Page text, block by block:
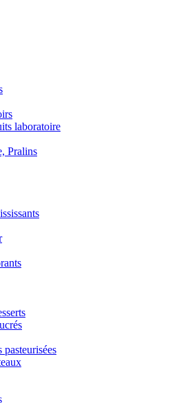
laboratoire
Pralins
pasteurisées